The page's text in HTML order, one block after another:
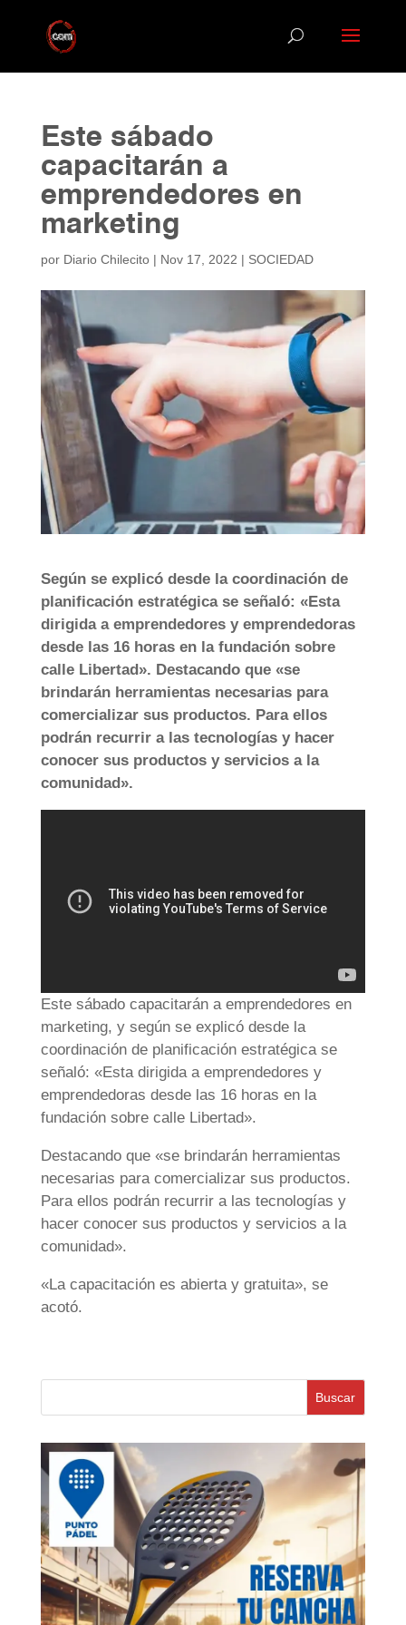
Este sábado
capacitarán a
emprendedores en
marketing
por Diario Chilecito| Nov 17, 2022 | SOCIEDAD
Según se explicó desde la coordinación de
planificación estratégica se señaló: «Esta
dirigida a emprendedores y emprendedoras
desde las 16 horas en la fundación sobre
calle Libertad». Destacando que «se
brindarán herramientas necesarias para
comercializar sus productos. Para ellos
podrán recurrir a las tecnologías y hacer
conocer sus productos y servicios a la
comunidad».
Este sábado capacitarán a emprendedores en
marketing, y según se explicó desde la
coordinación de planificación estratégica se
señaló: «Esta dirigida a emprendedores y
emprendedoras desde las 16 horas en la
fundación sobre calle Libertad».
Destacando que «se brindarán herramientas
necesarias para comercializar sus productos.
Para ellos podrán recurrir a las tecnologías y
hacer conocer sus productos y servicios a la
comunidad».
«La capacitación es abierta y gratuita», se
acotó.
Buscar